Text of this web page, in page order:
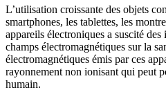
L’utilisation croissante des objets
smartphones, les tablettes, les
appareils électroniques a suscité
champs électromagnétiques sur la
électromagnétiques émis par ces
rayonnement non ionisant qui peut
humain.